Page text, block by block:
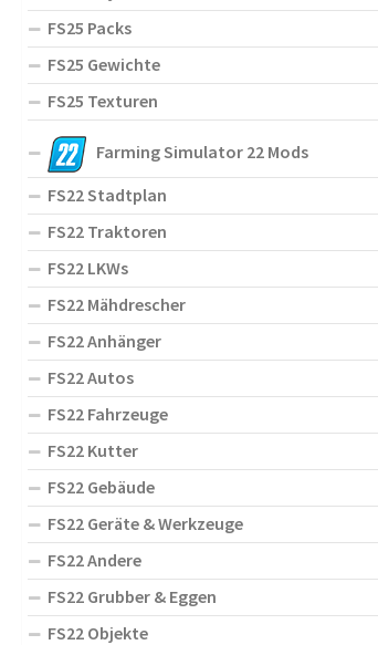
FS25 Packs
FS25 Gewichte
FS25 Texturen
Farming Simulator 22 Mods
FS22 Stadtplan
FS22 Traktoren
FS22 LKWs
FS22 Mähdrescher
FS22 Anhänger
FS22 Autos
FS22 Fahrzeuge
FS22 Kutter
FS22 Gebäude
FS22 Geräte & Werkzeuge
FS22 Andere
FS22 Grubber & Eggen
FS22 Objekte